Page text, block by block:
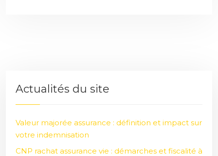
Actualités du site
Valeur majorée assurance : définition et impact sur
votre indemnisation
CNP rachat assurance vie : démarches et fiscalité à